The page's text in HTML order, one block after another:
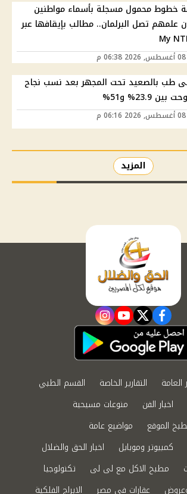
خطوط محمول مسجلة بأسماء مواطنين
علمهم تصل البرلمان.. مطالب بإيقافها عبر
My
طب بالصعيد تحت المجهر بعد نسب نجاح
بين 23.9% و51%
المزيد
facebook
twitter
youtube
instagram
العامة التقارير الخاصة
القسم الطبي
اخبار الفن
منوعات مسيحية
الموقع
مواضيع عامة
كمبيوتر وموبايل
اخبار الحق والضلال
مطبخ الاكل مع لى لى
تكنولوجيا
عقارات في مصر الابراج الفلكية